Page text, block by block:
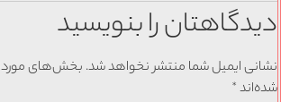
دیدگاهتان را بنویسید
نشانی ایمیل شما منتشر نخواهد شد. بخش‌های
شده‌اند*